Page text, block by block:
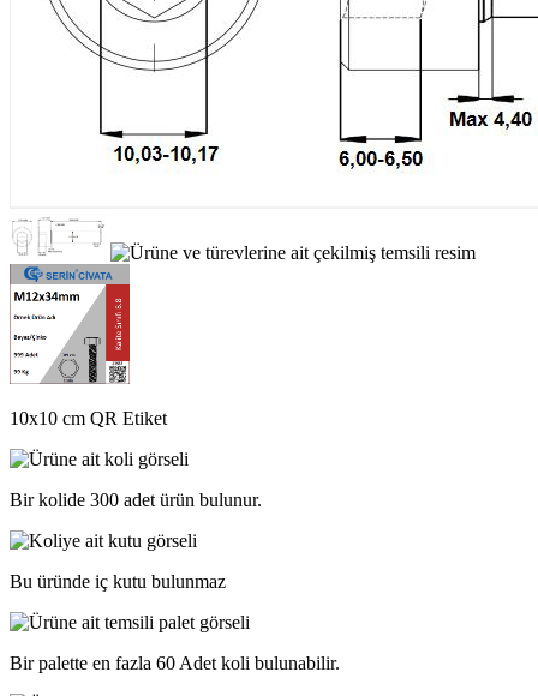
10x10 cm QR Etiket
Bir kolide 300 adet ürün bulunur.
Bu üründe iç kutu bulunmaz
Bir palette en fazla 60 Adet koli bulunabilir.